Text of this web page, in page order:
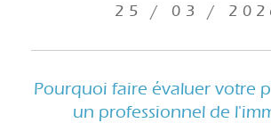
25 / 03 /
Pourquoi faire évaluer votre
un professionnel de